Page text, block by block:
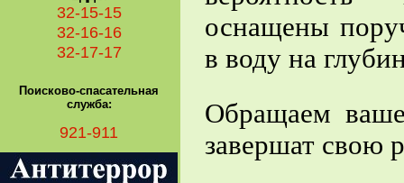
оснащены
в воду на
Обращаем
завершат свою
32-15-15
32-16-16
32-17-17
Поисково-спасательная
служба:
921-911